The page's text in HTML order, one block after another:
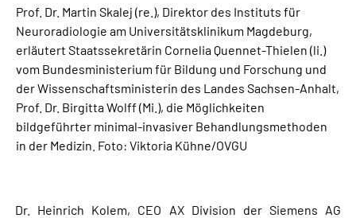
Prof. Dr. Martin Skalej (re.), Direktor des Instituts für
Neuroradiologie am Universitätsklinikum Magdeburg,
erläutert Staatssekretärin Cornelia Quennet-Thielen (li.)
vom Bundesministerium für Bildung und Forschung und
der Wissenschaftsministerin des Landes Sachsen-Anhalt,
Prof. Dr. Birgitta Wolff (Mi.), die Möglichkeiten
bildgeführter minimal-invasiver Behandlungsmethoden
in der Medizin. Foto: Viktoria Kühne/OVGU
Dr. Heinrich Kolem, CEO AX Division der Siemens AG